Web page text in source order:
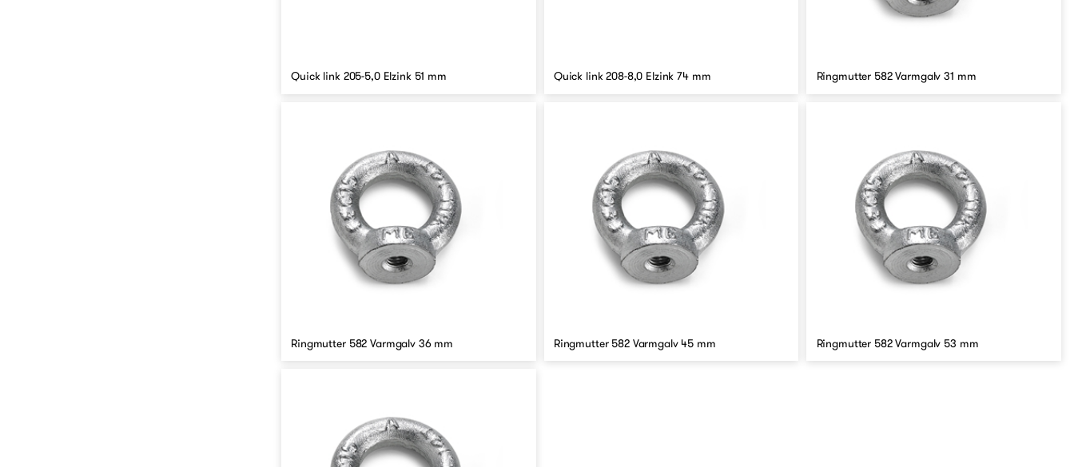
Quick link 205-5,0 Elzink 51 mm Quick link 208-8,0 Elzink 74 mm Ringmutter 582 Varmgalv 31 mm
Ringmutter 582 Varmgalv 36 mm Ringmutter 582 Varmgalv 45 mm Ringmutter 582 Varmgalv 53 mm